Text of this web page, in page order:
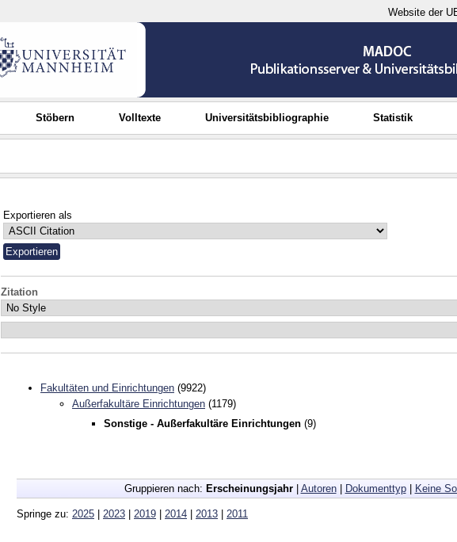
Website der
Stöbern Volltexte Universitätsbibliographie Statistik
Exportieren als
Zitation
Fakultäten und Einrichtungen (9922)
Außerfakultäre Einrichtungen (1179)
Sonstige - Außerfakultäre Einrichtungen (9)
Gruppieren nach: Erscheinungsjahr| Autoren| Dokumenttyp| Keine
Springe zu: 2025 | 2023 | 2019 | 2014 | 2013 | 2011